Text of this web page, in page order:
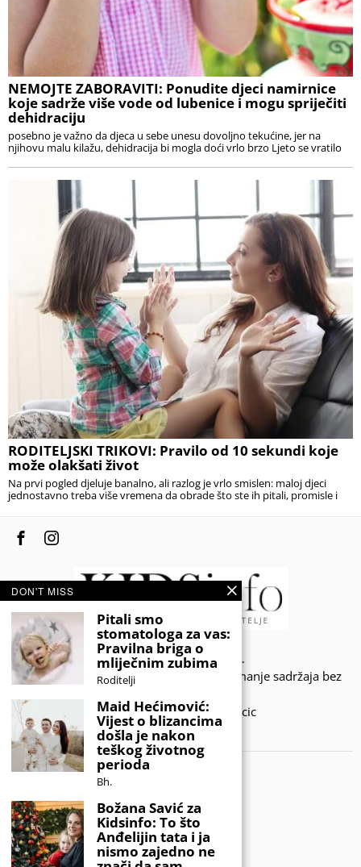
NEMOJTE ZABORAVITI: Ponudite djeci namirnice
koje sadrže više vode od lubenice i mogu spriječiti
dehidraciju
posebno je važno da djeca u sebe unesu dovoljno tekućine, jer na
njihovu malu kilažu, dehidracija bi mogla doći vrlo brzo Ljeto se vratilo
RODITELJSKI TRIKOVI: Pravilo od 10 sekundi koje
može olakšati život
Na prvi pogled djeluje banalno, ali razlog je vrlo smislen: maloj djeci
jednostavno treba više vremena da obrade što ste ih pitali, promisle i
© 2020 - KIDSINFO.BA.
Sva prava zadržana. Zabranjeno preuzimanje sadržaja bez
Developed by Amar SIjercic
IZAŠAO JE NOVI MAGAZIN!
DON'T MISS
Pitali smo
stomatologa za vas:
Pravilna briga o
mliječnim zubima
Roditelji
Maid Hećimović:
Vijest o blizancima
došla je nakon
teškog životnog
perioda
Bh.
Božana Savić za
Kidsinfo: To što
Anđelijin tata i ja
nismo zajedno ne